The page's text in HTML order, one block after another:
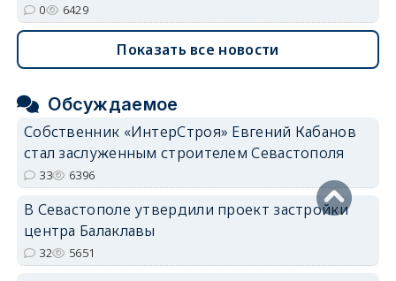
0 6429
Показать все новости
Обсуждаемое
Собственник «ИнтерСтроя» Евгений Кабанов
стал заслуженным строителем Севастополя
33 6396
В Севастополе утвердили проект застройки
центра Балаклавы
32 5651